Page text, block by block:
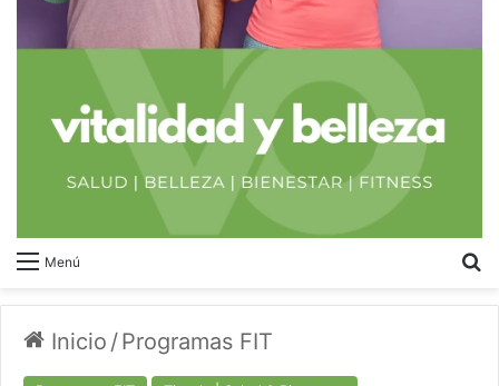
Menú
Inicio /Programas FIT